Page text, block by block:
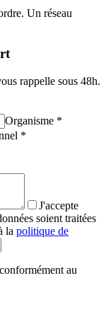
Un réseau
rappelle sous 48h.
Organisme *
*
J'accepte
soient traitées
la politique de
au